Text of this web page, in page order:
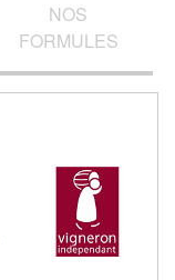
NOS
FORMULES